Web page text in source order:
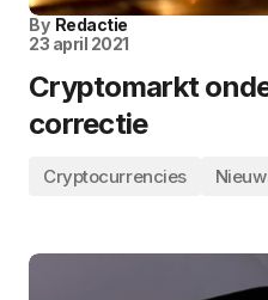
By Redactie
23 april 2021
Cryptomarkt
correctie
Cryptocurrencies